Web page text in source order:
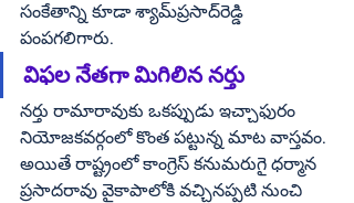
సంకేతాన్ని కూడా శ్యామ్‌ప్రసాద్‌రెడ్డి
పంపగలిగారు.
విఫల నేతగా మిగిలిన నర్తు
నర్తు రామారావుకు ఒకప్పుడు ఇచ్చాఫురం
నియోజకవర్గంలో కొంత పట్టున్న మాట వాస్తవం.
అయితే రాష్ట్రంలో కాంగ్రెస్‌ కనుమరుగై ధర్మాన
ప్రసాదరావు వైకాపాలోకి వచ్చినప్పటి నుంచి